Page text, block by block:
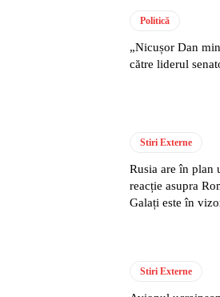
Politică
„Nicușor Dan
către liderul
Stiri Externe
Rusia are în plan
reacție asupra
Galați este în
Stiri Externe